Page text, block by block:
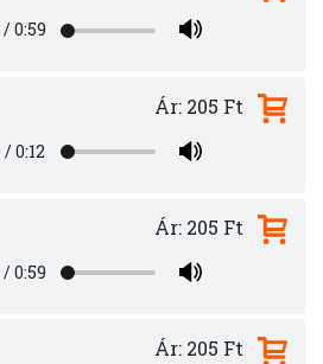
/0:59
/0:12
Ár: 205 Ft
/0:59
Ár: 205 Ft
Ár: 205 Ft